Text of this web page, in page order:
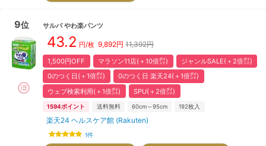
9位 サルバ やわ楽パンツ
43.2 円/枚 9,892円 11,392円
1,500円OFF マラソン11店(＋10倍㌽)
ジャンルSALE(＋2倍㌽)
0のつく日(＋1倍㌽)
0のつく日 楽天24(＋1倍㌽)
ウェブ検索利用(＋1倍㌽)
SPU(＋2倍㌽)
1594ポイント 送料無料 60cm～95cm 192枚入
楽天24 ヘルスケア館 (Rakuten)
1件